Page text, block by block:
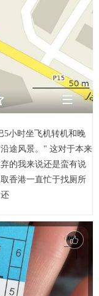
5小时坐飞机转机和晚
途风景。" 这对于本来
的我来说还是蛮有说
香港一直忙于找厕所